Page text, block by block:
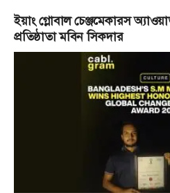
ইয়াং গ্লোবাল চেঞ্জমেকারস
প্রতিষ্ঠাতা মবিন সিকদার